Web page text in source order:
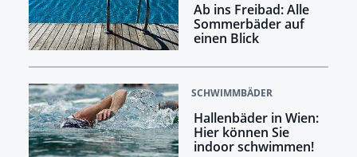
Ab ins Freibad: Alle
Sommerbäder auf
einen Blick
SCHWIMMBÄDER
Hallenbäder in Wien:
Hier können Sie
indoor schwimmen!